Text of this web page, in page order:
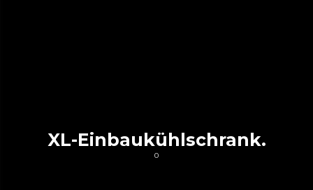
XL-Einbaukühlschrank.
0